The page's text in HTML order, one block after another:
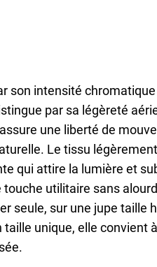
son intensité
par sa légèreté
une liberté de
Le tissu
qui attire la lumière et
utilitaire sans
seule, sur une jupe taille
unique, elle convient